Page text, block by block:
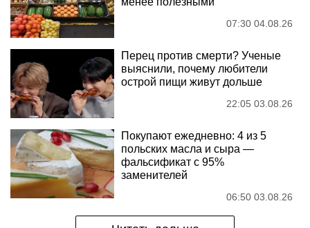
07:30 04.08.26
Перец против смерти? Ученые
выяснили, почему любители
острой пищи живут дольше
22:05 03.08.26
Покупают ежедневно: 4 из 5
польских масла и сыра —
фальсификат с 95%
заменителей
06:50 03.08.26